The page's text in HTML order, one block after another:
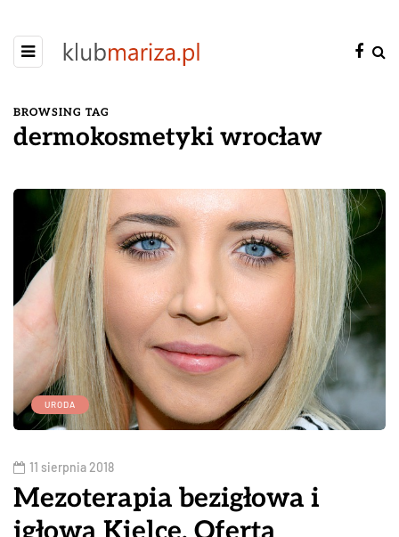
BROWSING TAG
dermokosmetyki wrocław
URODA
11 sierpnia 2018
Mezoterapia bezigłowa i